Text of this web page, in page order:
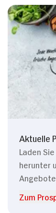
Aktuelle
Laden
herunter
Angebote.
Zum